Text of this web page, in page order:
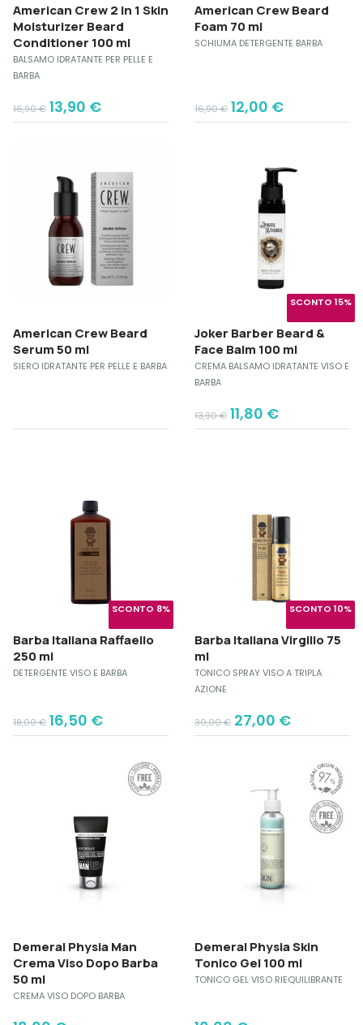
American Crew 2 in 1 Skin
Moisturizer Beard
Conditioner 100 ml
BALSAMO IDRATANTE PER PELLE E
BARBA
16,90€
Original
price
13,90 €
Current
price
American Crew Beard
Foam 70 ml
SCHIUMA DETERGENTE BARBA
16,90€
Original
price
12,00 €
Current
price
American Crew Beard
Serum 50 ml
SIERO IDRATANTE PER PELLE E BARBA
SCONTO 15%
Joker Barber Beard &
Face Balm 100 ml
CREMA BALSAMO IDRATANTE VISO E
BARBA
13,90€
Original
price
11,80 €
Current
price
SCONTO 8%
Barba Italiana Raffaello
250 ml
DETERGENTE VISO E BARBA
18,00€
Original
price
16,50 €
Current
price
SCONTO 10%
Barba Italiana Virgilio 75
ml
TONICO SPRAY VISO A TRIPLA
AZIONE
30,00€
Original
price
27,00 €
Current
price
Demeral Physia Man
Crema Viso Dopo Barba
50 ml
CREMA VISO DOPO BARBA
Demeral Physia Skin
Tonico Gel 100 ml
TONICO GEL VISO RIEQUILIBRANTE